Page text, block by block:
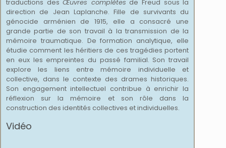
traductions desŒuvres complètes de Freud sous la
direction de Jean Laplanche. Fille de survivants du
génocide arménien de 1915, elle a consacré une
grande partie de son travail à la transmission de la
mémoire traumatique. De formation analytique, elle
étudie comment les héritiers de ces tragédies portent
en eux les empreintes du passé familial. Son travail
explore les liens entre mémoire individuelle et
collective, dans le contexte des drames historiques.
Son engagement intellectuel contribue à enrichir la
réflexion sur la mémoire et son rôle dans la
construction des identités collectives et individuelles.
Vidéo